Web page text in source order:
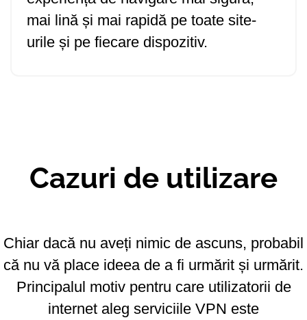
mai lină și mai rapidă pe toate site-
urile și pe fiecare dispozitiv.
Cazuri de utilizare
Chiar dacă nu aveți nimic de ascuns, probabil
că nu vă place ideea de a fi urmărit și urmărit.
Principalul motiv pentru care utilizatorii de
internet aleg serviciile VPN este